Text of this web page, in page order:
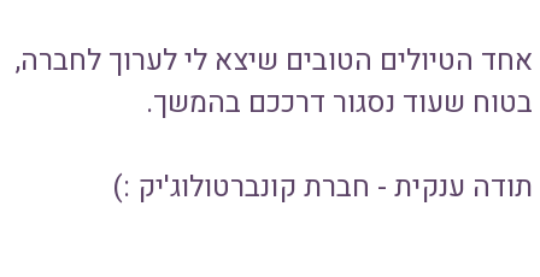
אחד הטיולים הטובים שיצא לי לערוך לחברה,
בטוח שעוד נסגור דרככם בהמשך.
תודה ענקית - חברת קונברטולוג'יק :)